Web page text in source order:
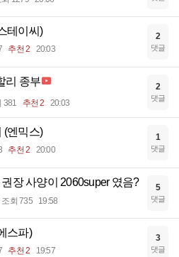
테이씨)
추천 2 20:03
2
댓글
리 종부
381 추천 2 20:03
2
댓글
(엔믹스)
추천 2 20:00
1
댓글
장 사양이 2060super 였음?
조회 735 19:58
5
댓글
스파)
추천 2 19:57
3
댓글